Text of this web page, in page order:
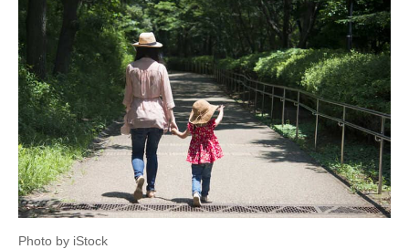
Photo by iStock